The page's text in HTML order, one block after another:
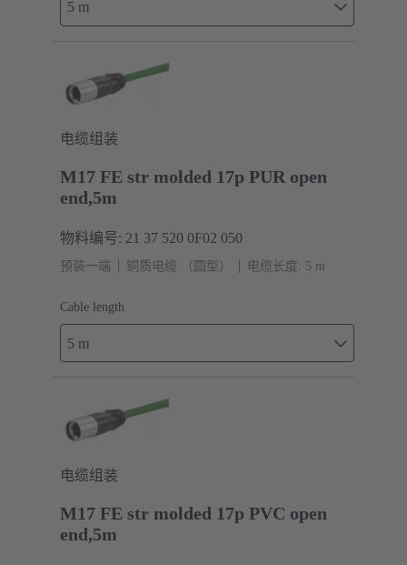
5 m
电缆组装
M17 FE str molded 17p PUR open
end,5m
物料编号: 21 37 520 0F02 050
预装一端 铜质电缆 （圆型） 电缆长度: 5 m
Cable length
5 m
电缆组装
M17 FE str molded 17p PVC open
end,5m